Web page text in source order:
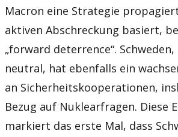
Macron eine Strategie
aktiven Abschreckung basiert,
„forward deterrence“.
neutral, hat ebenfalls ein
an Sicherheitskooperationen,
Bezug auf Nuklearfragen. Diese
markiert das erste Mal, dass